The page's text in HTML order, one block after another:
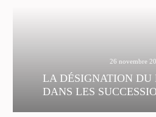
26 novembre
LA DÉSIGNATION DU
DANS LES